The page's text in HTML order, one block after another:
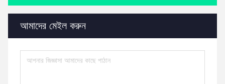
আমাদের মেইল করুন